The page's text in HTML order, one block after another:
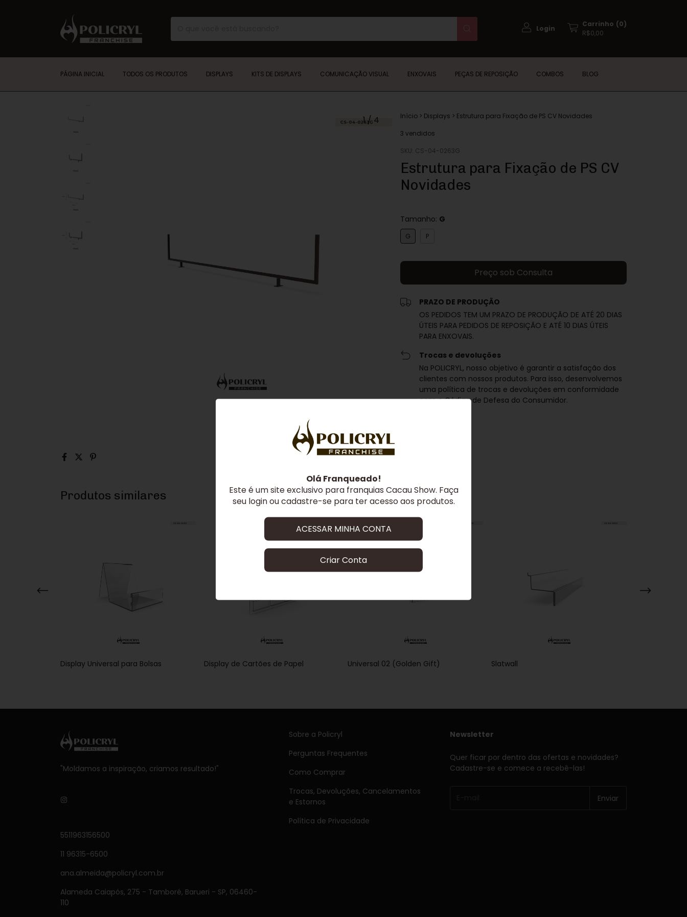
Login
Carrinho (0)
R$0,00
PÁGINA INICIAL TODOS OS PRODUTOS DISPLAYS KITS DE DISPLAYS COMUNICAÇÃO VISUAL ENXOVAIS PEÇAS DE REPOSIÇÃO COMBOS BLOG
1/4 Início > Displays > Estrutura para Fixação de PS CV Novidades
3 vendidos
SKU: CS-04-0263G
Estrutura para Fixação de PS CV
Novidades
Tamanho: G
G P
PRAZO DE PRODUÇÃO
OS PEDIDOS TEM UM PRAZO DE PRODUÇÃO DE ATÉ 20 DIAS
ÚTEIS PARA PEDIDOS DE REPOSIÇÃO E ATÉ 10 DIAS ÚTEIS
PARA ENXOVAIS.
Trocas e devoluções
Na POLICRYL, nosso objetivo é garantir a satisfação dos
clientes com nossos produtos. Para isso, desenvolvemos
uma política de trocas e devoluções em conformidade
com o Código de Defesa do Consumidor.
Produtos similares
Display Universal para Bolsas Display de Cartões de Papel Universal 02 (Golden Gift) Slatwall
"Moldamos a inspiração, criamos resultado!"
5511963156500
11 96315-6500
ana.almeida@policryl.com.br
Alameda Caiapós, 275 - Tamboré, Barueri - SP, 06460-
110
Sobre a Policryl
Perguntas Frequentes
Como Comprar
Trocas, Devoluções, Cancelamentos
e Estornos
Política de Privacidade
Newsletter
Quer ficar por dentro das ofertas e novidades?
Cadastre-se e comece a recebê-las!
Olá Franqueado!
Este é um site exclusivo para franquias Cacau Show. Faça
seu login ou cadastre-se para ter acesso aos produtos.
ACESSAR MINHA CONTA
Criar Conta